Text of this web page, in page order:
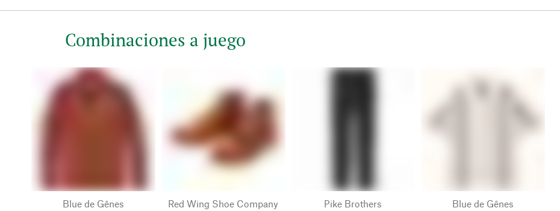
Combinaciones a juego
Blue de Gênes
Red Wing Shoe Company
Pike Brothers
Blue de Gênes